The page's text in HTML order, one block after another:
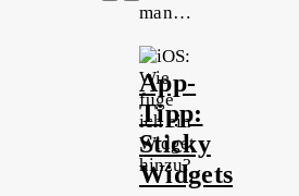
man…
App-
Tipp:
Sticky
Widgets